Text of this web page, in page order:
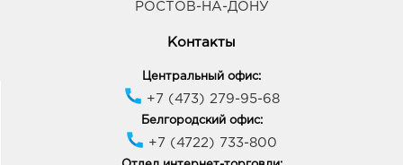
РОСТОВ-НА-ДОНУ
Контакты
Центральный офис:
+7 (473) 279-95-68
Белгородский офис:
+7 (4722) 733-800